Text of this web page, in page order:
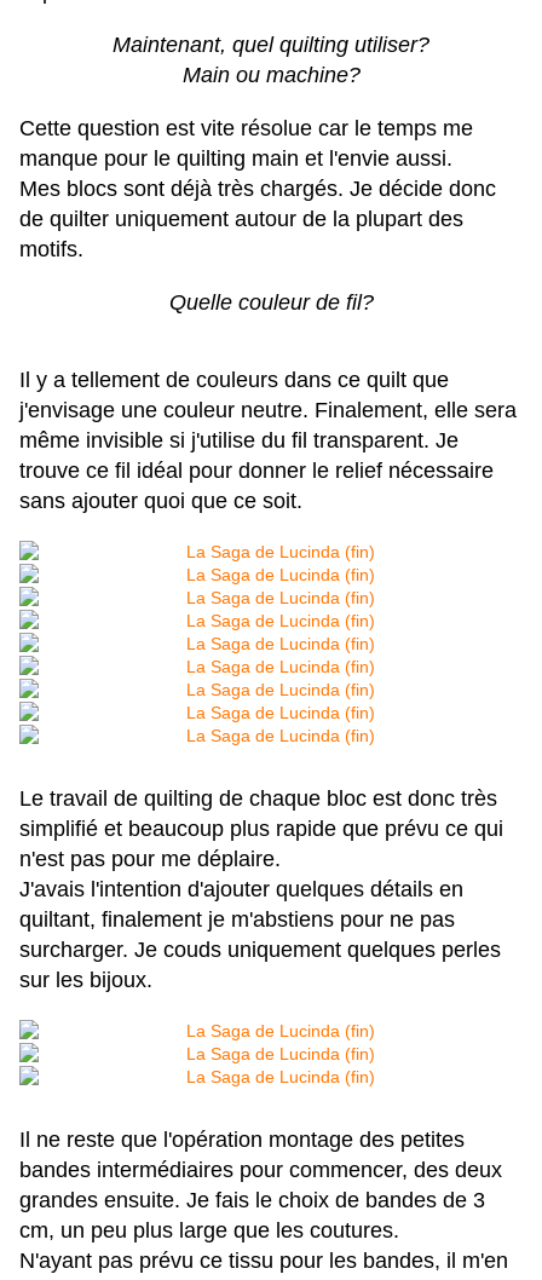
Maintenant, quel quilting utiliser?
Main ou machine?
Cette question est vite résolue car le temps me
manque pour le quilting main et l'envie aussi.
Mes blocs sont déjà très chargés. Je décide donc
de quilter uniquement autour de la plupart des
motifs.
Quelle couleur de fil?
Il y a tellement de couleurs dans ce quilt que
j'envisage une couleur neutre. Finalement, elle sera
même invisible si j'utilise du fil transparent. Je
trouve ce fil idéal pour donner le relief nécessaire
sans ajouter quoi que ce soit.
Le travail de quilting de chaque bloc est donc très
simplifié et beaucoup plus rapide que prévu ce qui
n'est pas pour me déplaire.
J'avais l'intention d'ajouter quelques détails en
quiltant, finalement je m'abstiens pour ne pas
surcharger. Je couds uniquement quelques perles
sur les bijoux.
Il ne reste que l'opération montage des petites
bandes intermédiaires pour commencer, des deux
grandes ensuite. Je fais le choix de bandes de 3
cm, un peu plus large que les coutures.
N'ayant pas prévu ce tissu pour les bandes, il m'en